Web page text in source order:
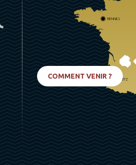
RENNES
BIARRITZ
COMMENT VENIR ?